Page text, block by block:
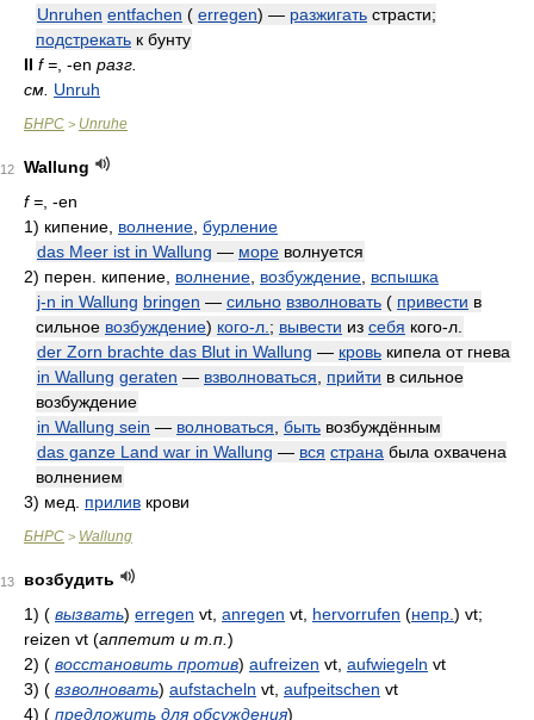
Unruhen entfachen ( erregen) — разжигать страсти;
подстрекать к бунту
II f = , -en разг.
см. Unruh
БНРС > Unruhe
12
Wallung
f = , -en
1) кипение, волнение бурление
das Meer ist in Wallung — море волнуется
2) перен. кипение, волнение возбуждение вспышка
j-n in Wallung bringen — сильно взволновать ( привести в
сильное возбуждение) кого-л. ; вывести из себя кого-л.
der Zorn brachte das Blut in Wallung — кровь кипела от гнева
in Wallung geraten — взволноваться прийти в сильное
возбуждение
in Wallung sein — волноваться быть возбуждённым
das ganze Land war in Wallung — вся страна была охвачена
волнением
3) мед. прилив крови
БНРС > Wallung
13
возбудить
1) ( вызвать) erregen vt, anregen vt, hervorrufen (непр. ) vt;
reizen vt (аппетит и т.п. )
2) ( восстановить против) aufreizen vt, aufwiegeln vt
3) ( взволновать) aufstacheln vt, aufpeitschen vt
4) ( предложить для обсуждения)